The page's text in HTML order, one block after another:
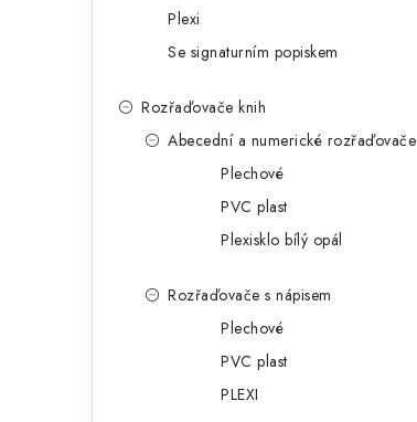
Plexi
Se signaturním popiskem
Rozřaďovače knih
Abecední a numerické rozřaďovače
Plechové
PVC plast
Plexisklo bílý opál
Rozřaďovače s nápisem
Plechové
PVC plast
PLEXI